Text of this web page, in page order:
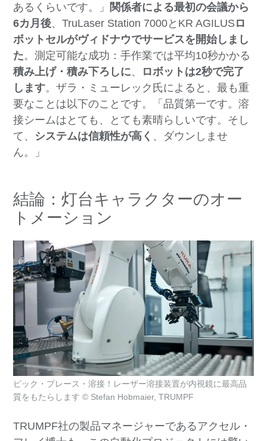
あるくらいです。」 関係者による最初の会議から
6カ月後、TruLaser Station 7000とKR AGILUSロ
ボットセルがヴィドナウでサービスを開始しまし
た。測定可能な成功：手作業では平均10秒かかる
積み上げ・積み下ろしに、
ロボットは2秒で完了
します。ザラ・ミューレック氏によると、最も重
要なことは以下のことです。「品質第一です。溶
接シームはとても、とても素晴らしいです。そし
て、 システムは信頼性が高く 、ダウンしませ
ん。」
結論：灯台キャラクターのオー
トメーション
TRUMPF社の製品マネージャーであるアクセル・
ピック・プレース・溶接！レーザー溶接装置が内視鏡に最高品
質をもたらします © Stefan Hobmaier, TRUMPF